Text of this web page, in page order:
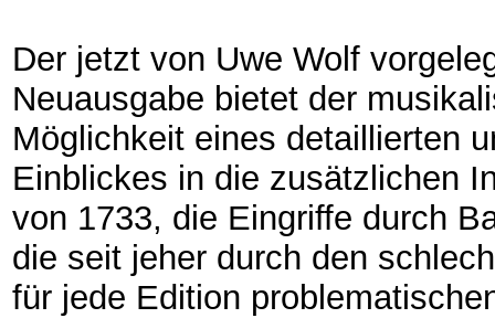
Der jetzt von Uwe Wolf
Neuausgabe bietet der
Möglichkeit eines detaillierten
Einblickes in die zusätzlichen
von 1733, die Eingriffe durch
die seit jeher durch den
für jede Edition